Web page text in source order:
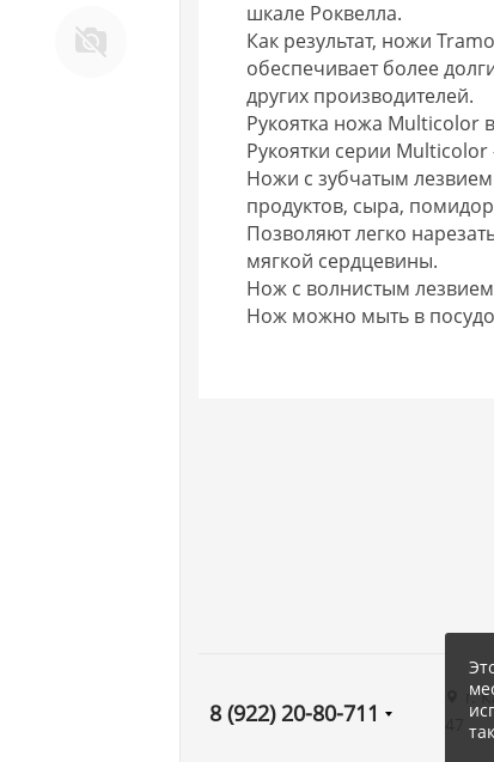
13. Крышки и закаточные
машинки ДЛЯ
КОНСЕРВИРОВАНИЯ
шкале Роквелла.
Как результат, ножи
обеспечивает более
других производителей.
Рукоятка ножа Multicolor
Рукоятки серии
Ножи с зубчатым
продуктов, сыра,
Позволяют легко
мягкой сердцевины.
Нож с волнистым лезвием
Нож можно мыть в
8 (922) 20-80-711
г.